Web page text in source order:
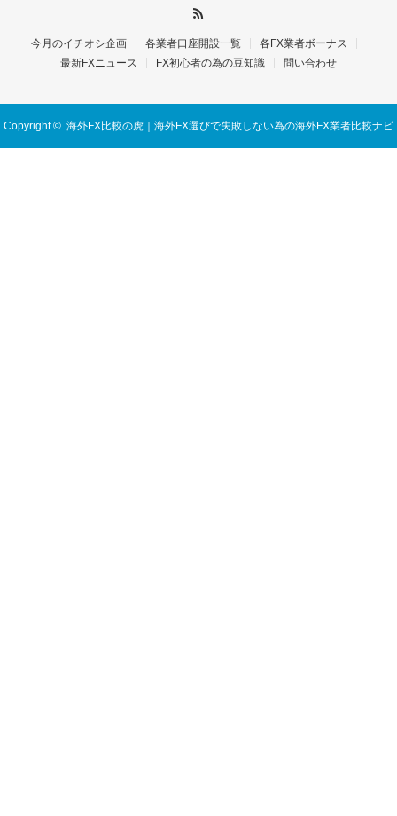
今月のイチオシ企画 各業者口座開設一覧
各FX業者ボーナス
最新FXニュース
FX初心者の為の豆知識 問い合わせ
Copyright © 海外FX比較の虎｜海外FX選びで失敗しない為の海外FX業者比較ナビ